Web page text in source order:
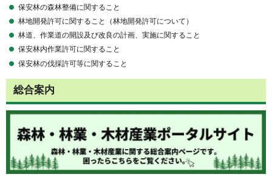
保安林の森林整備に関すること
林地開発許可に関すること（林地開発許可について）
林道、作業道の開設及び改良の計画、実施に関すること
保安林内作業許可に関すること
保安林の伐採許可等に関すること
総合案内